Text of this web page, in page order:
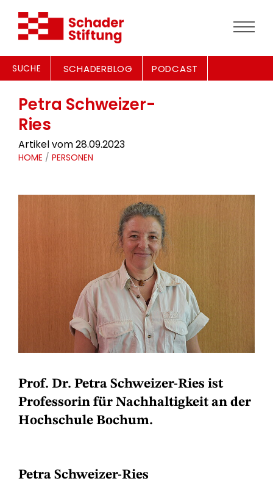
SUCHE SCHADERBLOG PODCAST
Petra Schweizer-
Ries
Artikel vom 28.09.2023
HOME / PERSONEN
Prof. Dr. Petra Schweizer-Ries ist
Professorin für Nachhaltigkeit an der
Hochschule Bochum.
Petra Schweizer-Ries